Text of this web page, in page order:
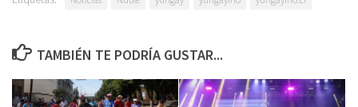
TAMBIÉN TE PODRÍA GUSTAR...